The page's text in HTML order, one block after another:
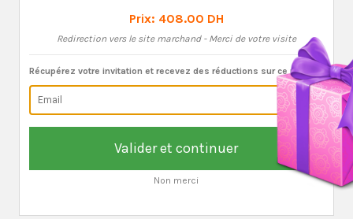
Prix: 408.00 DH
Redirection vers le site marchand - Merci de votre visite
Récupérez votre invitation et recevez des réductions sur ce produit:
Valider et continuer
Non merci